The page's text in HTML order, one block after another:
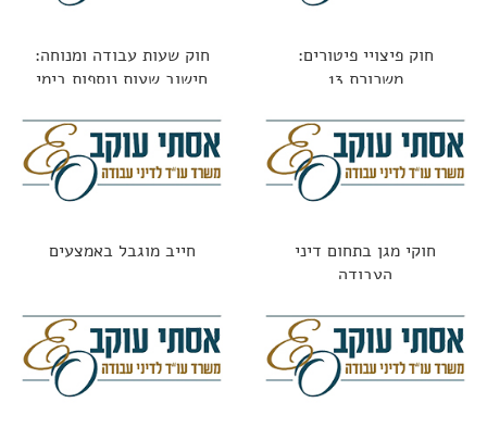
חוק פיצויי פיטורים:
משכורת 13
חוק שעות עבודה ומנוחה:
חישוב שעות נוספות בימי
חוקי מגן בתחום דיני
העבודה
חייב מוגבל באמצעים